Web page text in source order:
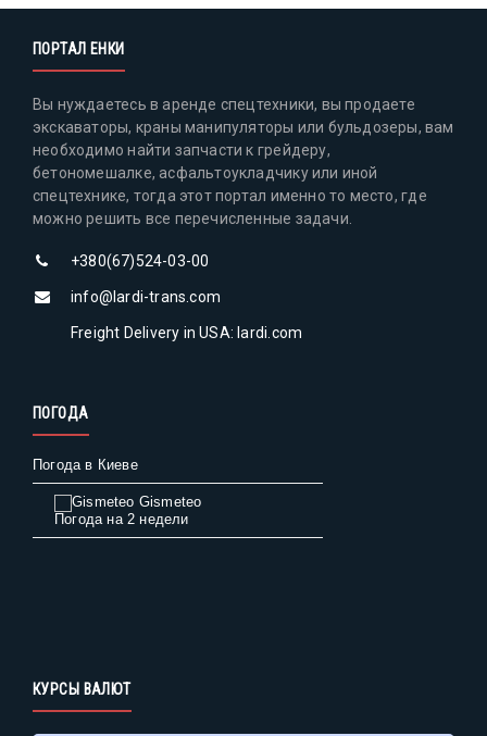
ПОРТАЛ ЕНКИ
Вы нуждаетесь в аренде спецтехники, вы продаете
экскаваторы, краны манипуляторы или бульдозеры, вам
необходимо найти запчасти к грейдеру,
бетономешалке, асфальтоукладчику или иной
спецтехнике, тогда этот портал именно то место, где
можно решить все перечисленные задачи.
+380(67)524-03-00
info@lardi-trans.com
Freight Delivery in USA: lardi.com
ПОГОДА
Погода в Киеве
Gismeteo
Погода на 2 недели
КУРСЫ ВАЛЮТ